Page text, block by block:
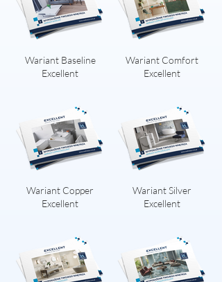
Wariant Baseline
Excellent
Wariant Comfort
Excellent
Wariant Copper
Excellent
Wariant Silver
Excellent